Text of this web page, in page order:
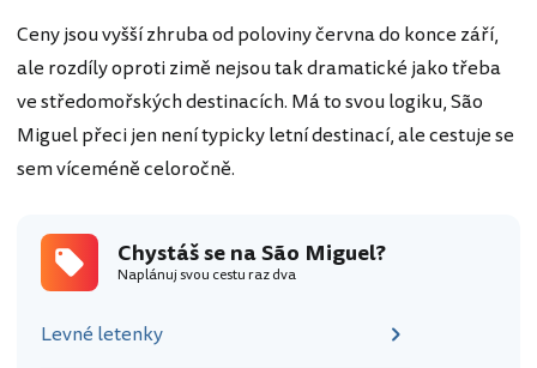
Ceny jsou vyšší zhruba od poloviny června do konce září,
ale rozdíly oproti zimě nejsou tak dramatické jako třeba
ve středomořských destinacích. Má to svou logiku, São
Miguel přeci jen není typicky letní destinací, ale cestuje se
sem víceméně celoročně.
Chystáš se na São Miguel?
Naplánuj svou cestu raz dva
Levné letenky